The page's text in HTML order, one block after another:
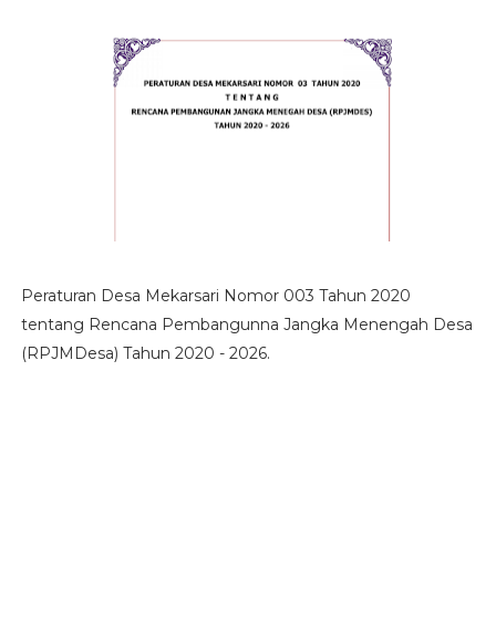
Peraturan Desa Mekarsari Nomor 003 Tahun 2020
tentang Rencana Pembangunna Jangka Menengah Desa
(RPJMDesa) Tahun 2020 - 2026.